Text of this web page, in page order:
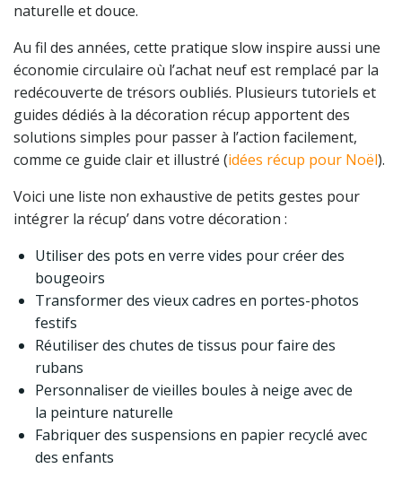
naturelle et douce.
Au fil des années, cette pratique slow inspire aussi une
économie circulaire où l’achat neuf est remplacé par la
redécouverte de trésors oubliés. Plusieurs tutoriels et
guides dédiés à la décoration récup apportent des
solutions simples pour passer à l’action facilement,
comme ce guide clair et illustré (idées récup pour Noël).
Voici une liste non exhaustive de petits gestes pour
intégrer la récup’ dans votre décoration :
Utiliser des pots en verre vides pour créer des
bougeoirs
Transformer des vieux cadres en portes-photos
festifs
Réutiliser des chutes de tissus pour faire des
rubans
Personnaliser de vieilles boules à neige avec de
la peinture naturelle
Fabriquer des suspensions en papier recyclé avec
des enfants